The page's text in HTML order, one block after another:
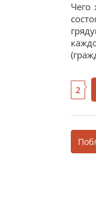
Чего
2